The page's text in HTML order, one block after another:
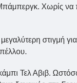
Χωρίς να
στιγμή για
Τελ Αβιβ.